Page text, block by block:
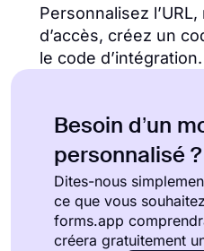
Personnalisez
d’accès, créez un
le code d’intégration.
Besoin d’un
personnalisé ?
Dites-nous
ce que vous
forms.app
créera gratuitement